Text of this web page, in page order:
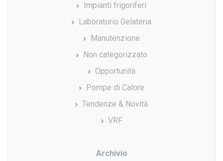
Impianti frigoriferi
Laboratorio Gelateria
Manutenzione
Non categorizzato
Opportunità
Pompe di Calore
Tendenze & Novità
VRF
Archivio